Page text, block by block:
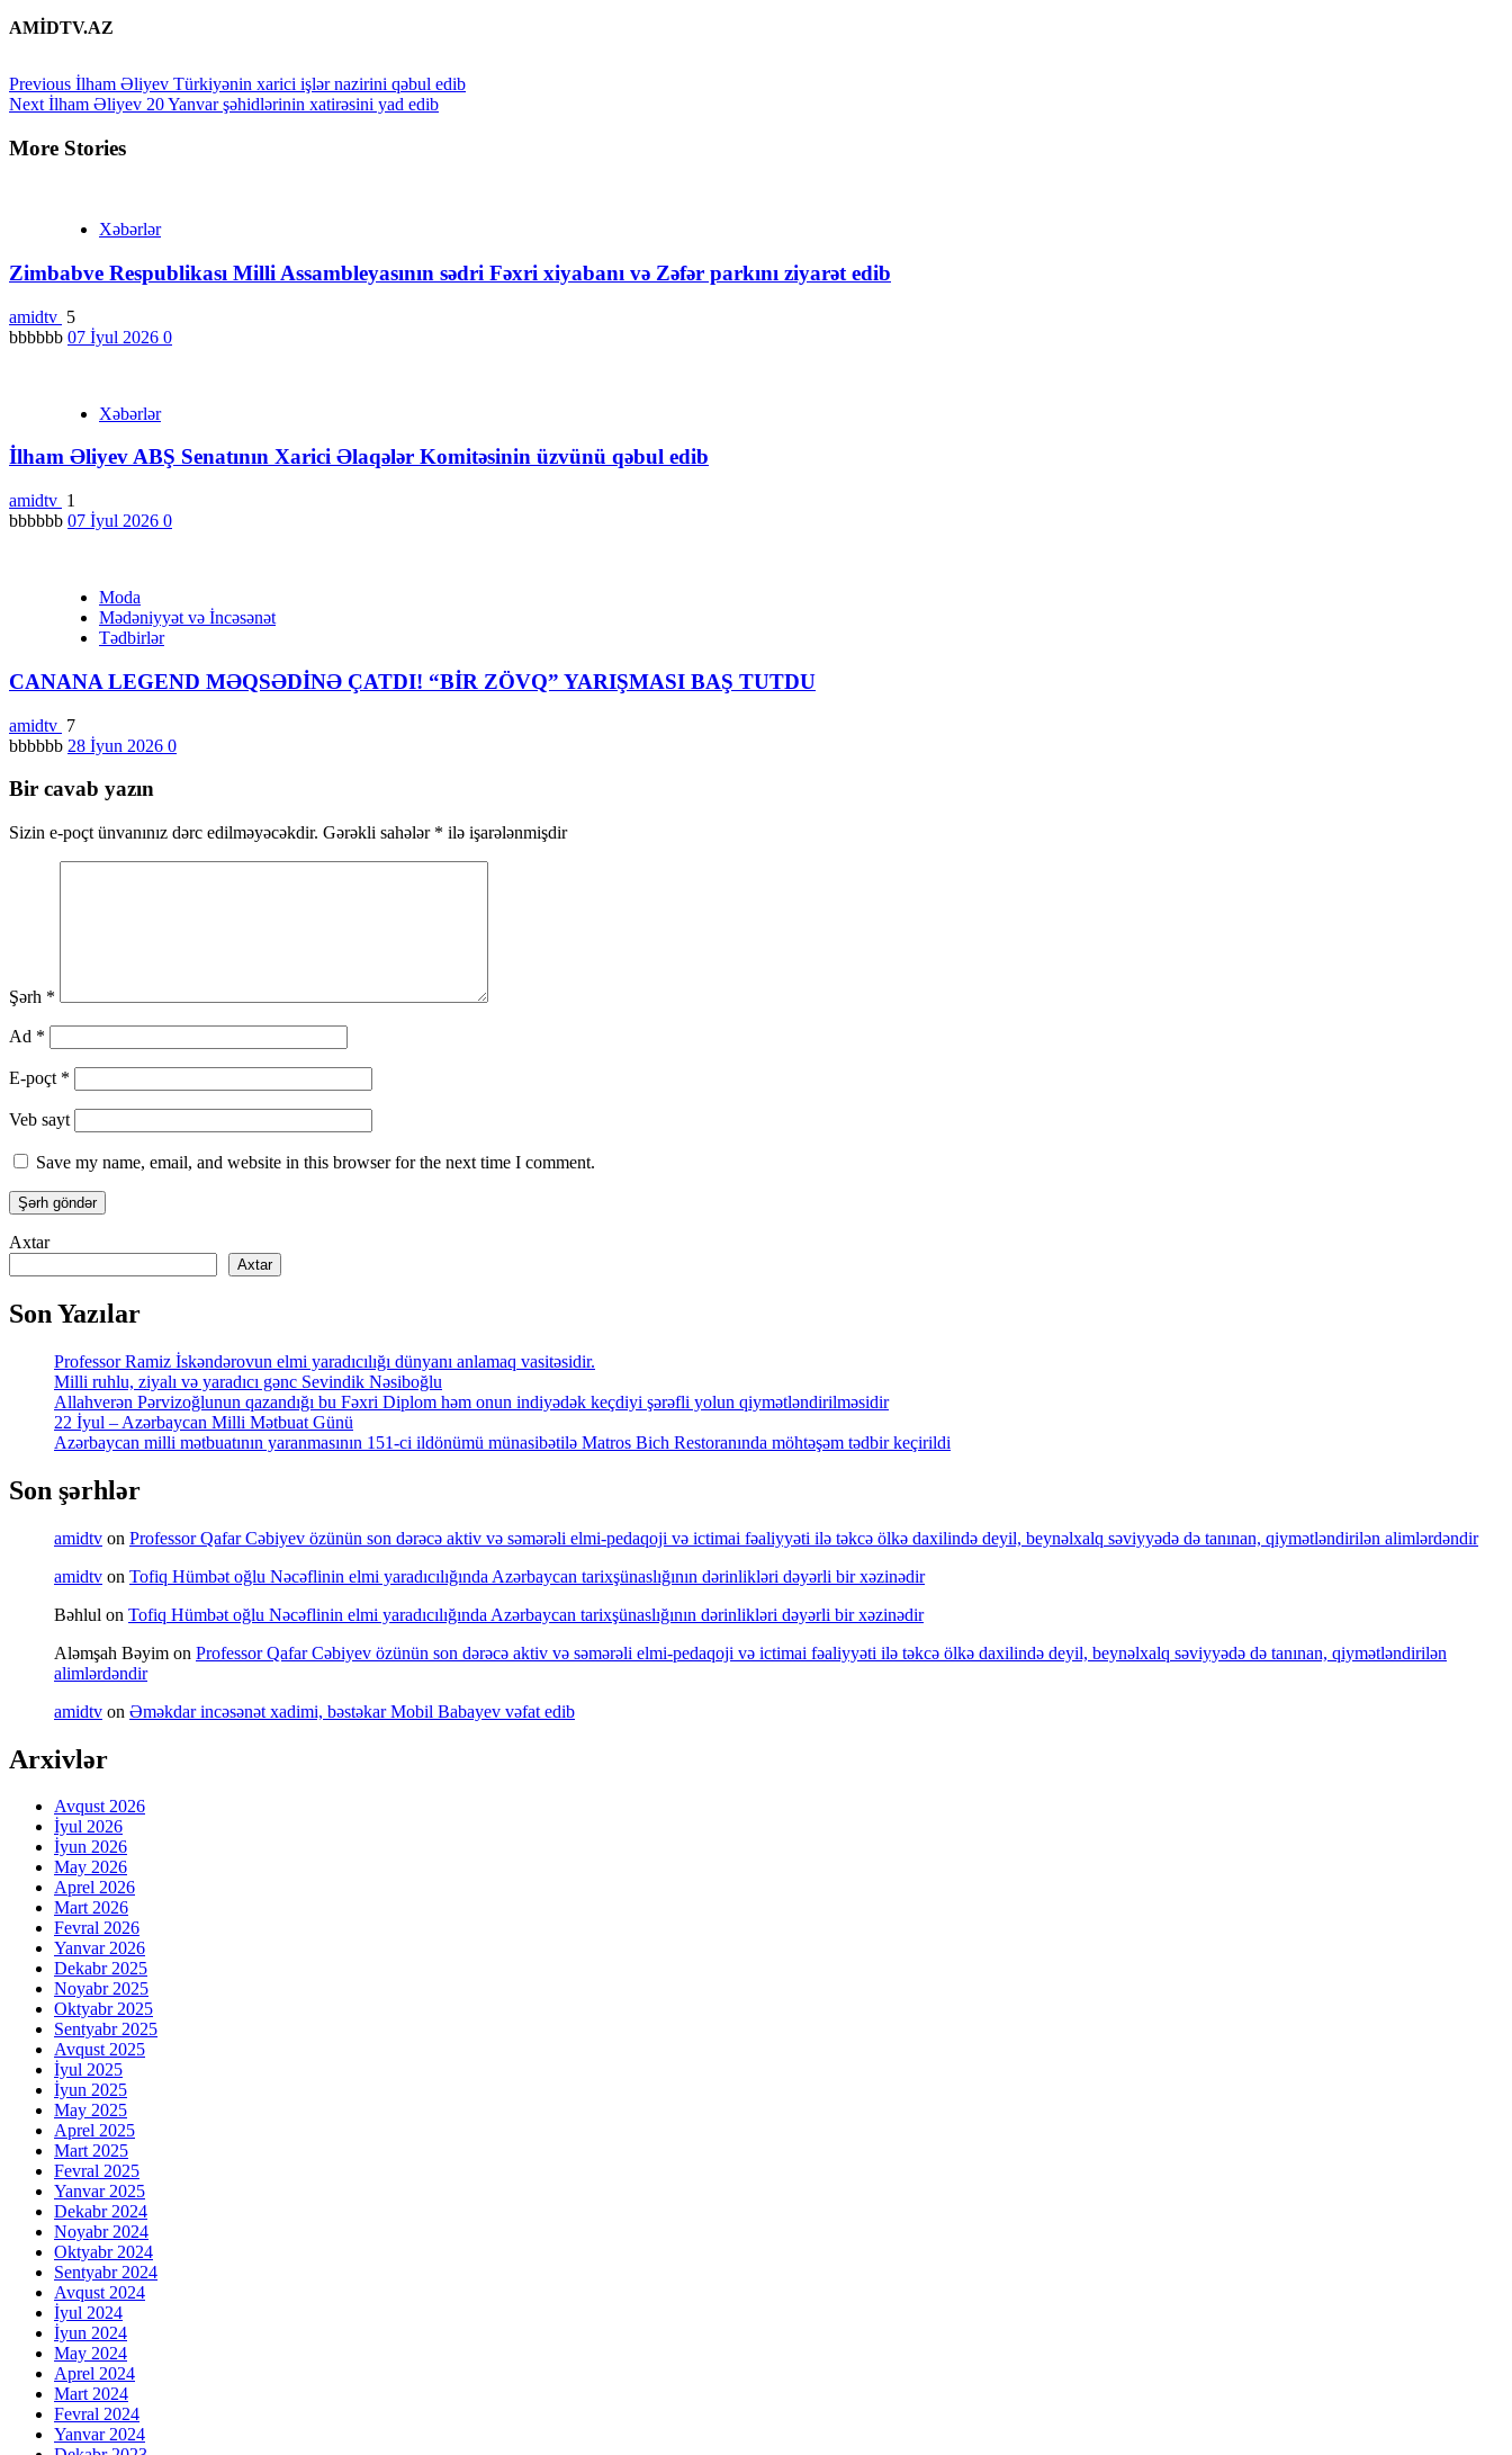
AMİDTV.AZ
Continue
Reading
Previous İlham Əliyev Türkiyənin xarici işlər nazirini qəbul edib
Next İlham Əliyev 20 Yanvar şəhidlərinin xatirəsini yad edib
More Stories
Xəbərlər
Zimbabve Respublikası Milli Assambleyasının sədri Fəxri xiyabanı və Zəfər parkını ziyarət edib
amidtv 5
bbbbbb 07 İyul 2026 0
Xəbərlər
İlham Əliyev ABŞ Senatının Xarici Əlaqələr Komitəsinin üzvünü qəbul edib
amidtv 1
bbbbbb 07 İyul 2026 0
Moda
Mədəniyyət və İncəsənət
Tədbirlər
CANANA LEGEND MƏQSƏDİNƏ ÇATDI! “BİR ZÖVQ” YARIŞMASI BAŞ TUTDU
amidtv 7
bbbbbb 28 İyun 2026 0
Bir cavab yazın
Sizin e-poçt ünvanınız dərc edilməyəcəkdir. Gərəkli sahələr * ilə işarələnmişdir
Şərh *
Ad *
E-poçt *
Veb sayt
Save my name, email, and website in this browser for the next time I comment.
Axtar
Axtar
Son Yazılar
Professor Ramiz İskəndərovun elmi yaradıcılığı dünyanı anlamaq vasitəsidir.
Milli ruhlu, ziyalı və yaradıcı gənc Sevindik Nəsiboğlu
Allahverən Pərvizoğlunun qazandığı bu Fəxri Diplom həm onun indiyədək keçdiyi şərəfli yolun qiymətləndirilməsidir
22 İyul – Azərbaycan Milli Mətbuat Günü
Azərbaycan milli mətbuatının yaranmasının 151-ci ildönümü münasibətilə Matros Bich Restoranında möhtəşəm tədbir keçirildi
Son şərhlər
amidtv on Professor Qafar Cəbiyev özünün son dərəcə aktiv və səmərəli elmi-pedaqoji və ictimai fəaliyyəti ilə təkcə ölkə daxilində deyil, beynəlxalq səviyyədə də tanınan, qiymətləndirilən alimlərdəndir
amidtv on Tofiq Hümbət oğlu Nəcəflinin elmi yaradıcılığında Azərbaycan tarixşünaslığının dərinlikləri dəyərli bir xəzinədir
Bəhlul on Tofiq Hümbət oğlu Nəcəflinin elmi yaradıcılığında Azərbaycan tarixşünaslığının dərinlikləri dəyərli bir xəzinədir
Aləmşah Bəyim on Professor Qafar Cəbiyev özünün son dərəcə aktiv və səmərəli elmi-pedaqoji və ictimai fəaliyyəti ilə təkcə ölkə daxilində deyil, beynəlxalq səviyyədə də tanınan, qiymətləndirilən
alimlərdəndir
amidtv on Əməkdar incəsənət xadimi, bəstəkar Mobil Babayev vəfat edib
Arxivlər
Avqust 2026
İyul 2026
İyun 2026
May 2026
Aprel 2026
Mart 2026
Fevral 2026
Yanvar 2026
Dekabr 2025
Noyabr 2025
Oktyabr 2025
Sentyabr 2025
Avqust 2025
İyul 2025
İyun 2025
May 2025
Aprel 2025
Mart 2025
Fevral 2025
Yanvar 2025
Dekabr 2024
Noyabr 2024
Oktyabr 2024
Sentyabr 2024
Avqust 2024
İyul 2024
İyun 2024
May 2024
Aprel 2024
Mart 2024
Fevral 2024
Yanvar 2024